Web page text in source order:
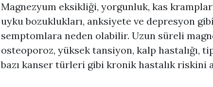
Magnezyum eksikliği, yorgunluk, kas
uyku bozuklukları, anksiyete ve depresyon
semptomlara neden olabilir. Uzun süreli
osteoporoz, yüksek tansiyon, kalp hastalığı,
bazı kanser türleri gibi kronik hastalık riskini